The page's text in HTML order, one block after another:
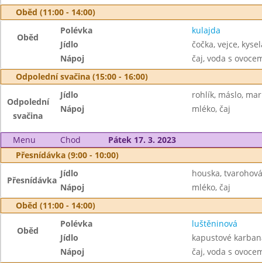
Oběd (11:00 - 14:00)
Oběd
Polévka
kulajda
Jídlo
čočka, vejce,
Nápoj
čaj, voda s
Odpolední svačina (15:00 - 16:00)
Odpolední
svačina
Jídlo
rohlík, máslo,
Nápoj
mléko, čaj
Menu Chod
Pátek 17. 3. 2023
Přesnídávka (9:00 - 10:00)
Přesnídávka
Jídlo
houska,
Nápoj
mléko, čaj
Oběd (11:00 - 14:00)
Oběd
Polévka
luštěninová
Jídlo
kapustové
Nápoj
čaj, voda s